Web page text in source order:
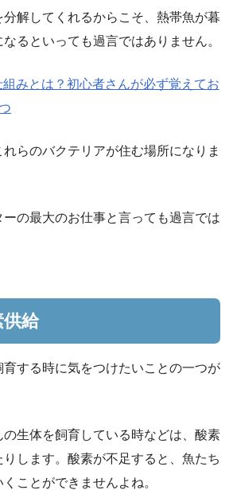
解してくれるからこそ、熱帯魚が暮
るといっても過言ではありません。
みとは？初心者さんが必ず覚えてお
らのバクテリアが住む場所になりま
の最大のお仕事と言っても過言では
給
する時に気をつけたいことの一つが
生体を飼育している時などは、酸素
りします。酸素が不足すると、魚たち
ことができませんよね。